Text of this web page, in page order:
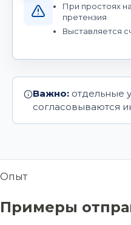
При простоях
претензия
Выставляется
Важно: отдельные
согласовываются
Опыт
Примеры